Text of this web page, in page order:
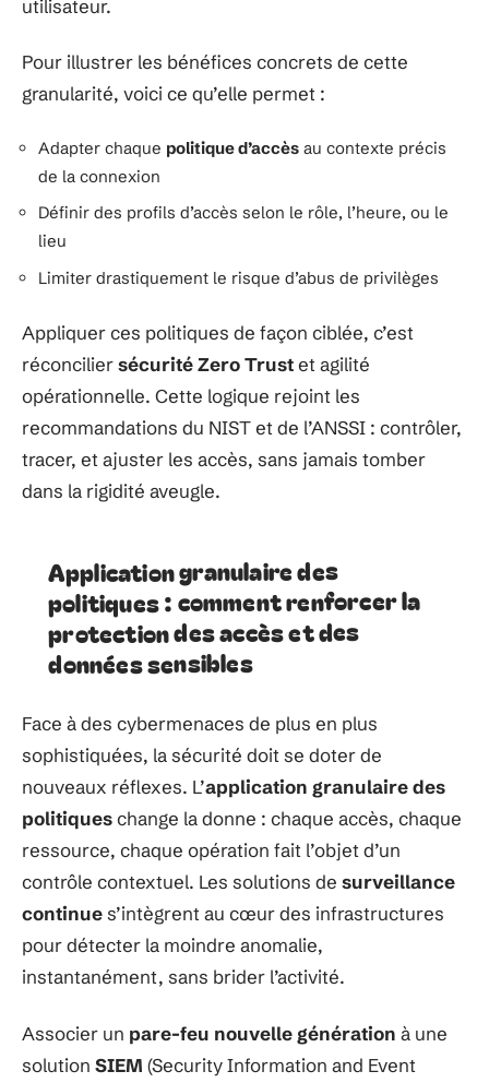
utilisateur.
Pour illustrer les bénéfices concrets de cette
granularité, voici ce qu’elle permet :
Adapter chaque politique d’accès au contexte précis
de la connexion
Définir des profils d’accès selon le rôle, l’heure, ou le
lieu
Limiter drastiquement le risque d’abus de privilèges
Appliquer ces politiques de façon ciblée, c’est
réconciliersécurité Zero Trustet agilité
opérationnelle. Cette logique rejoint les
recommandations du NIST et de l’ANSSI : contrôler,
tracer, et ajuster les accès, sans jamais tomber
dans la rigidité aveugle.
Application granulaire des
politiques : comment renforcer la
protection des accès et des
données sensibles
Face à des cybermenaces de plus en plus
sophistiquées, la sécurité doit se doter de
nouveaux réflexes. L’application granulaire des
politiqueschange la donne : chaque accès, chaque
ressource, chaque opération fait l’objet d’un
contrôle contextuel. Les solutions de surveillance
continues’intègrent au cœur des infrastructures
pour détecter la moindre anomalie,
instantanément, sans brider l’activité.
Associer un pare-feu nouvelle génération à une
solution SIEM (Security Information and Event